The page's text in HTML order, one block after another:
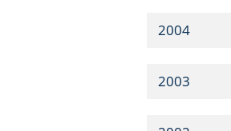
2004
2003